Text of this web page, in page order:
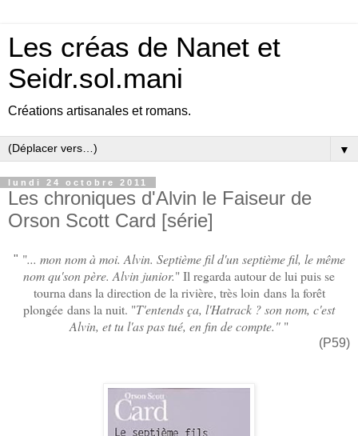
Les créas de Nanet et
Seidr.sol.mani
Créations artisanales et romans.
▼
lundi 24 octobre 2011
Les chroniques d'Alvin le Faiseur de
Orson Scott Card [série]
" "... mon nom à moi. Alvin. Septième fil d'un septième fil, le même
nom qu'son père. Alvin junior." Il regarda autour de lui puis se
tourna dans la direction de la rivière, très loin dans la forêt
plongée dans la nuit. "T'entends ça, l'Hatrack ? son nom, c'est
Alvin, et tu l'as pas tué, en fin de compte." "
(P59)